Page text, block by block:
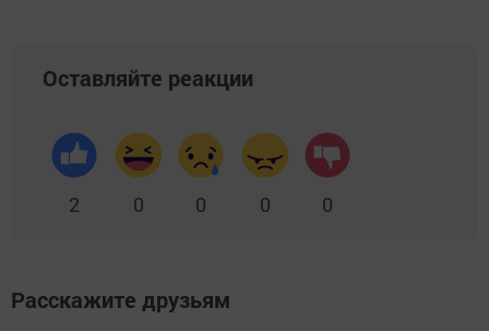
Оставляйте реакции
2 0 0 0 0
Расскажите друзьям